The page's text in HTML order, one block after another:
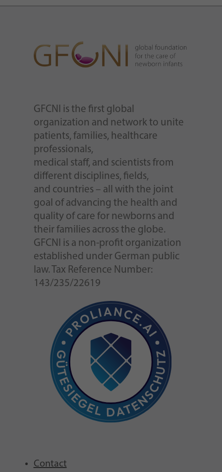
GFCNI is the first global
organization and network to unite
patients, families, healthcare
professionals,
medical staff, and scientists from
different disciplines, fields,
and countries – all with the joint
goal of advancing the health and
quality of care for newborns and
their families across the globe.
GFCNI is a non-profit organization
established under German public
law. Tax Reference Number:
143/235/22619
Contact